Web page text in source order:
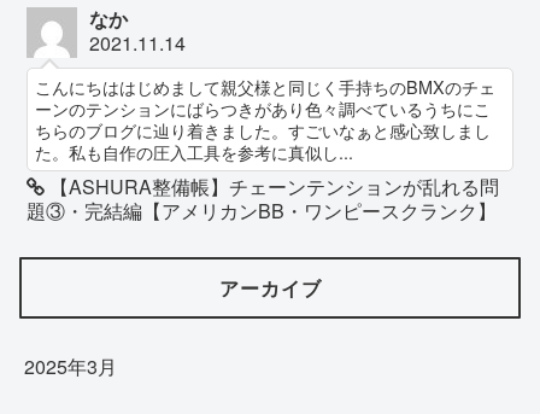
なか
2021.11.14
こんにちははじめまして親父様と同じく手持ちのBMXのチェ
ーンのテンションにばらつきがあり色々調べているうちにこ
ちらのブログに辿り着きました。すごいなぁと感心致しまし
た。私も自作の圧入工具を参考に真似し...
【ASHURA整備帳】チェーンテンションが乱れる問
題③・完結編【アメリカンBB・ワンピースクランク】
アーカイブ
2025年3月